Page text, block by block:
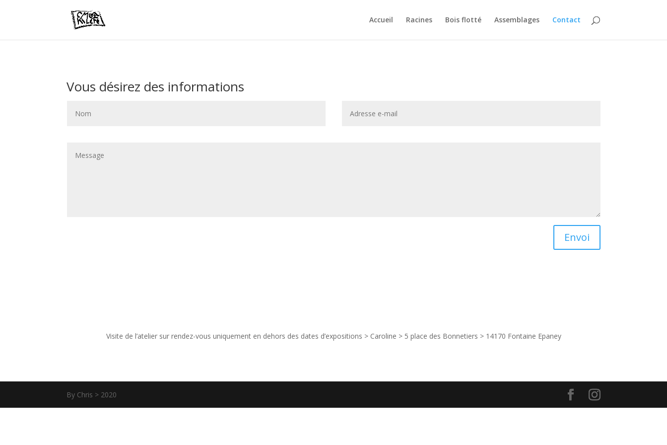
Accueil Racines Bois flotté Assemblages Contact
Vous désirez des informations
Envoi
Visite de l’atelier sur rendez-vous uniquement en dehors des dates d’expositions > Caroline > 5 place des Bonnetiers > 14170 Fontaine Epaney
By Chris > 2020